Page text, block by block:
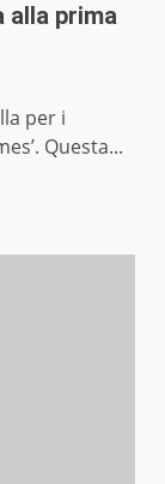
alla prima
per i
Questa...